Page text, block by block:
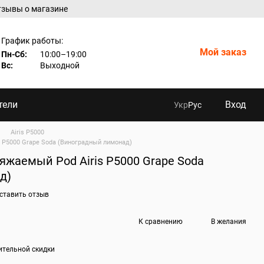
о магазине
График работы:
Пн-Сб:
10:00–19:00
Вс:
Выходной
Мой заказ
УкрРус Вход
Airis P5000
Grape Soda (Виноградный лимонад)
Pod Airis P5000 Grape Soda
отзыв
К сравнению В желания
скидки